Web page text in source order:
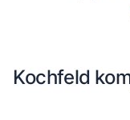
Kochfeld